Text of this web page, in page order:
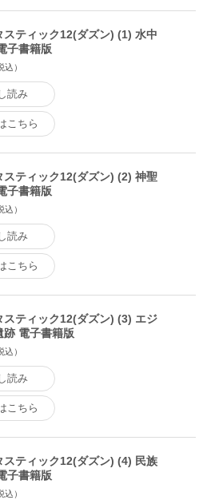
スティック12(ダズン) (1) 水中
子書籍版
込）
読み
こちら
スティック12(ダズン) (2) 神聖
子書籍版
込）
読み
こちら
スティック12(ダズン) (3) エジ
跡 電子書籍版
込）
読み
こちら
スティック12(ダズン) (4) 民族
子書籍版
込）